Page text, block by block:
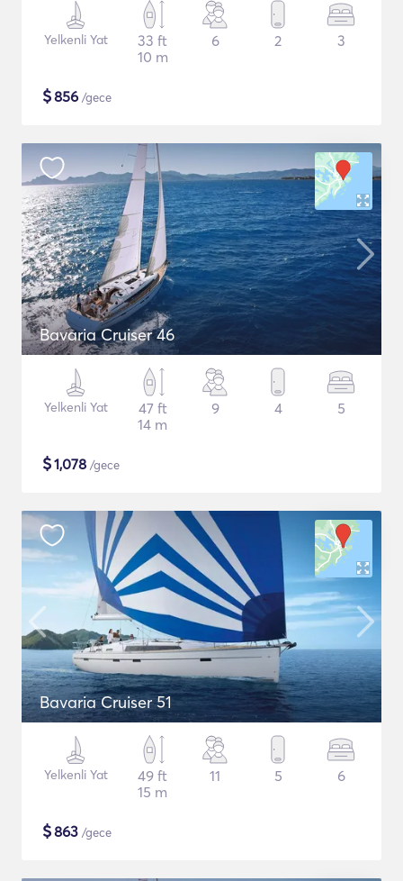
Yelkenli Yat
33 ft
10 m
6 2 3
$856 /gece
Bavaria Cruiser 46
Yelkenli Yat
47 ft
14 m
9 4 5
$1,078 /gece
Bavaria Cruiser 51
Yelkenli Yat
49 ft
15 m
11 5 6
$863 /gece